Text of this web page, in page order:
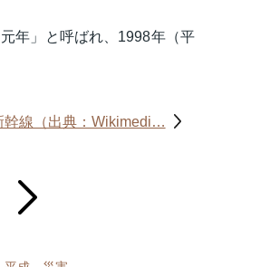
年」と呼ばれ、1998年（平
幹線（出典：Wikimedi…
next